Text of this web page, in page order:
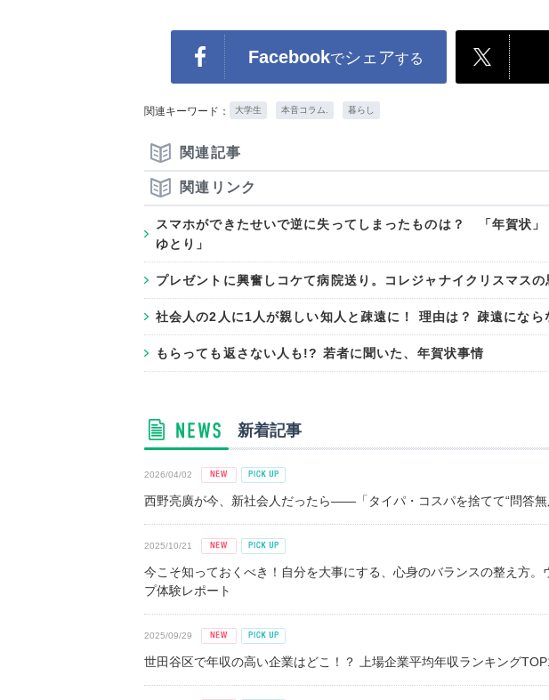
Facebookでシェアする
関連キーワード： 大学生 本音コラム. 暮らし
関連記事
関連リンク
スマホができたせいで逆に失ってしまったものは？ 「年賀状
ゆとり」
プレゼントに興奮しコケて病院送り。コレジャナイクリスマスの
社会人の2人に1人が親しい知人と疎遠に！ 理由は？ 疎遠になら
もらっても返さない人も!? 若者に聞いた、年賀状事情
新着記事
2026/04/02
西野亮廣が今、新社会人だったら――「タイパ・コスパを捨てて“問答無
2025/10/21
今こそ知っておくべき！自分を大事にする、心身のバランスの整え方。
プ体験レポート
2025/09/29
世田谷区で年収の高い企業はどこ！？ 上場企業平均年収ランキング